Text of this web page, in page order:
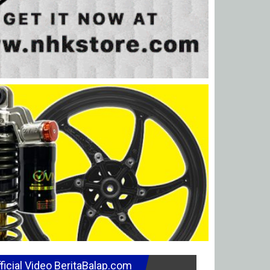
Video BeritaBalap.com